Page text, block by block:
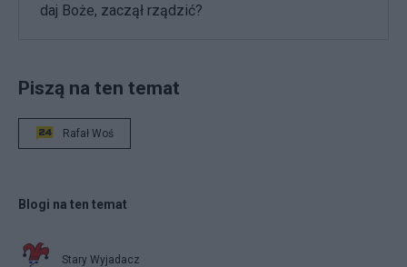
daj Boże, zaczął rządzić?
Piszą na ten temat
Rafał Woś
Blogi na ten temat
Stary Wyjadacz